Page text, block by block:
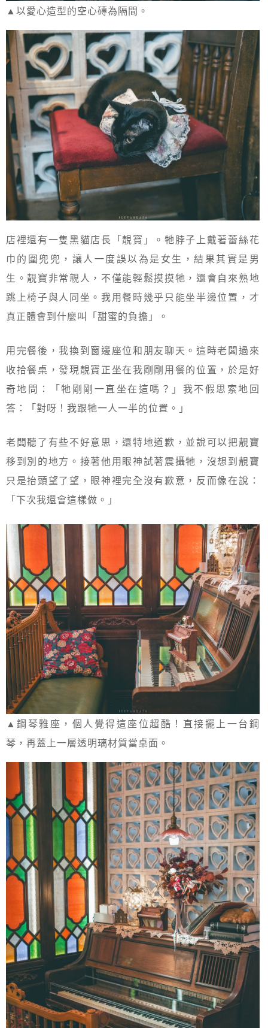
▲以愛心造型的空心磚為隔間。
店裡還有一隻黑貓店長「靚寶」。牠脖子上戴著蕾絲花
巾的圍兜兜，讓人一度誤以為是女生，結果其實是男
生。靚寶非常親人，不僅能輕鬆摸摸牠，還會自來熟地
跳上椅子與人同坐。我用餐時幾乎只能坐半邊位置，才
真正體會到什麼叫「甜蜜的負擔」。
用完餐後，我換到窗邊座位和朋友聊天。這時老闆過來
收拾餐桌，發現靚寶正坐在我剛剛用餐的位置，於是好
奇地問：「牠剛剛一直坐在這嗎？」我不假思索地回
答：「對呀！我跟牠一人一半的位置。」
老闆聽了有些不好意思，還特地道歉，並說可以把靚寶
移到別的地方。接著他用眼神試著震攝牠，沒想到靚寶
只是抬頭望了望，眼神裡完全沒有歉意，反而像在說：
「下次我還會這樣做。」
▲鋼琴雅座，個人覺得這座位超酷！直接擺上一台鋼
琴，再蓋上一層透明璃材質當桌面。